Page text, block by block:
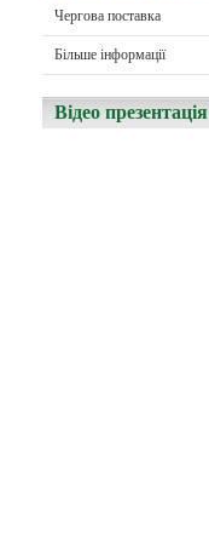
Чергова поставка
Більше інформації
Відео презентація